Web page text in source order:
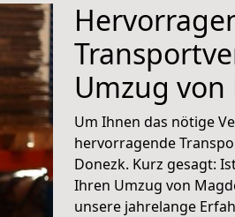
Umzug
Um Ihnen das nötige
hervorragende
Donezk. Kurz gesagt:
Ihren Umzug von
unsere jahrelange